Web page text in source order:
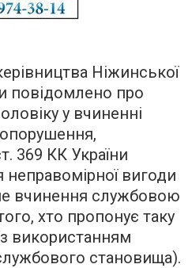
Ніжинської
повідомлено про
у вчиненні
369 КК України
вигоди
вчинення службовою
хто пропонує таку
з використанням
становища).